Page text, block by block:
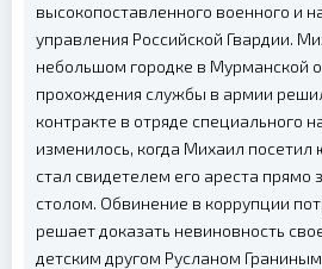
высокопоставленного военного и
управления Российской Гвардии.
небольшом городке в Мурманской
прохождения службы в армии
контракте в отряде специального
изменилось, когда Михаил посетил
стал свидетелем его ареста прямо
столом. Обвинение в коррупции
решает доказать невиновность
детским другом Русланом